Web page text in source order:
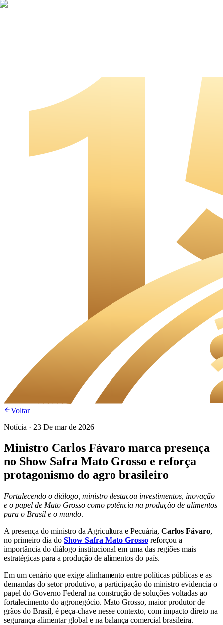
Voltar
Notícia · 23 De mar de 2026
Ministro Carlos Fávaro marca presença
no Show Safra Mato Grosso e reforça
protagonismo do agro brasileiro
Fortalecendo o diálogo, ministro destacou investimentos, inovação
e o papel de Mato Grosso como potência na produção de alimentos
para o Brasil e o mundo.
A presença do ministro da Agricultura e Pecuária, Carlos Fávaro,
no primeiro dia do Show Safra Mato Grosso reforçou a
importância do diálogo institucional em uma das regiões mais
estratégicas para a produção de alimentos do país.
Em um cenário que exige alinhamento entre políticas públicas e as
demandas do setor produtivo, a participação do ministro evidencia o
papel do Governo Federal na construção de soluções voltadas ao
fortalecimento do agronegócio. Mato Grosso, maior produtor de
grãos do Brasil, é peça-chave nesse contexto, com impacto direto na
segurança alimentar global e na balança comercial brasileira.